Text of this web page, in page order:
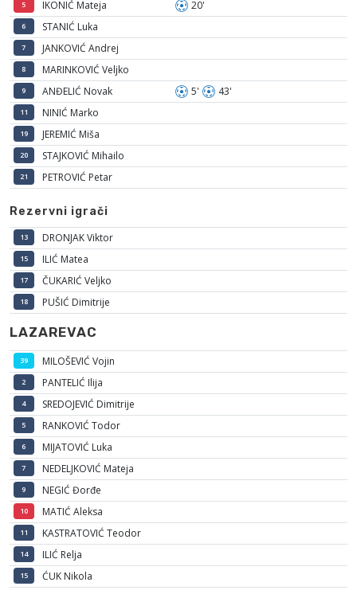
5 IKONIĆ Mateja 20'
6 STANIĆ Luka
7 JANKOVIĆ Andrej
8 MARINKOVIĆ Veljko
9 ANĐELIĆ Novak 5' 43'
11 NINIĆ Marko
19 JEREMIĆ Miša
20 STAJKOVIĆ Mihailo
21 PETROVIĆ Petar
Rezervni igrači
13 DRONJAK Viktor
15 ILIĆ Matea
17 ČUKARIĆ Veljko
18 PUŠIĆ Dimitrije
LAZAREVAC
39 MILOŠEVIĆ Vojin
2 PANTELIĆ Ilija
4 SREDOJEVIĆ Dimitrije
5 RANKOVIĆ Todor
6 MIJATOVIĆ Luka
7 NEDELJKOVIĆ Mateja
9 NEGIĆ Đorđe
10 MATIĆ Aleksa
11 KASTRATOVIĆ Teodor
14 ILIĆ Relja
15 ĆUK Nikola